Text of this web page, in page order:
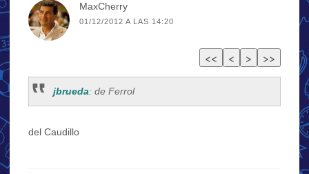
MaxCherry
01/12/2012 A LAS 14:20
jbrueda: de Ferrol
del Caudillo